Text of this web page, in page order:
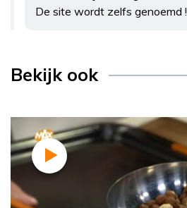
De site wordt zelfs genoemd !
Bekijk ook